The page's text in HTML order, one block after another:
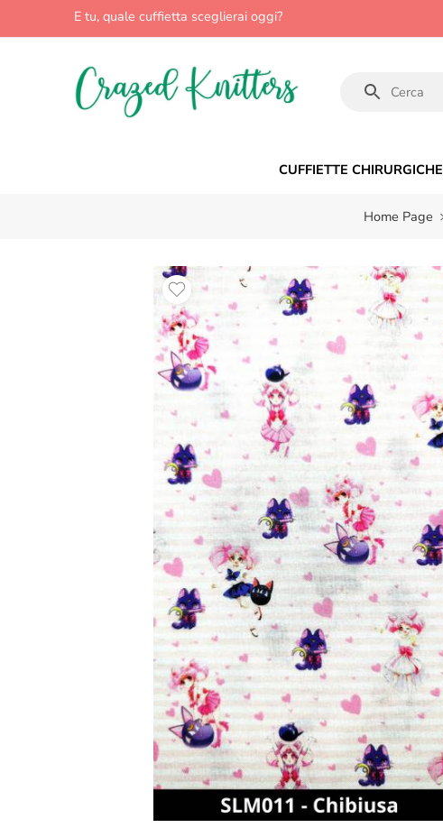
E tu, quale cuffietta sceglierai oggi?
CUFFIETTE CHIRURGICHE
Home Page